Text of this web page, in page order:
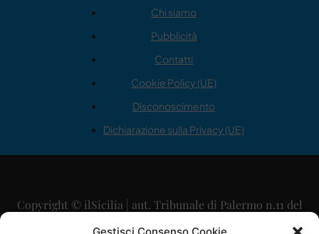
Chi siamo
Pubblicità
Contatti
Cookie Policy (UE)
Disconoscimento
Dichiarazione sulla Privacy (UE)
Copyright © ilSicilia | aut. Tribunale di Palermo n.11 del
29/09/2015